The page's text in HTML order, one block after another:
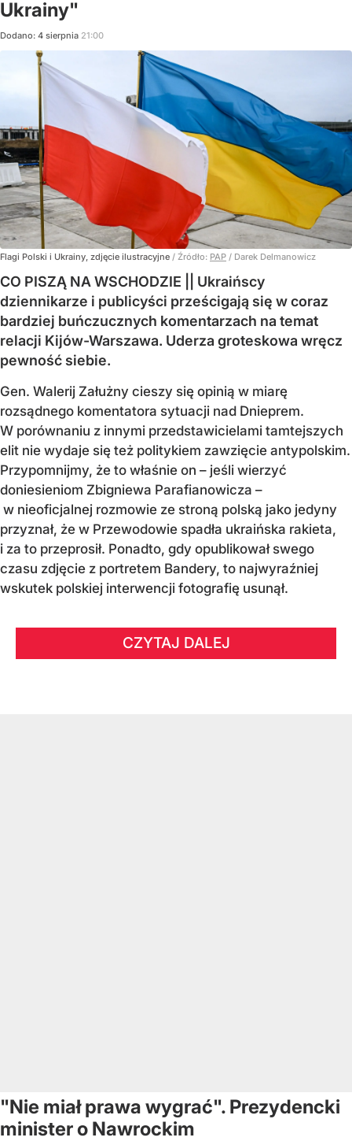
Ukrainy"
Dodano: 4 sierpnia 21:00
Flagi Polski i Ukrainy, zdjęcie ilustracyjne / Źródło: PAP / Darek Delmanowicz
CO PISZĄ NA WSCHODZIE || Ukraińscy
dziennikarze i publicyści prześcigają się w coraz
bardziej buńczucznych komentarzach na temat
relacji Kijów-Warszawa. Uderza groteskowa wręcz
pewność siebie.
Gen. Walerij Załużny cieszy się opinią w miarę
rozsądnego komentatora sytuacji nad Dnieprem.
W porównaniu z innymi przedstawicielami tamtejszych
elit nie wydaje się też politykiem zawzięcie antypolskim.
Przypomnijmy, że to właśnie on – jeśli wierzyć
doniesieniom Zbigniewa Parafianowicza –
w nieoficjalnej rozmowie ze stroną polską jako jedyny
przyznał, że w Przewodowie spadła ukraińska rakieta,
i za to przeprosił. Ponadto, gdy opublikował swego
czasu zdjęcie z portretem Bandery, to najwyraźniej
wskutek polskiej interwencji fotografię usunął.
CZYTAJ DALEJ
"Nie miał prawa wygrać". Prezydencki
minister o Nawrockim